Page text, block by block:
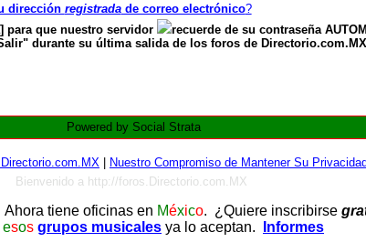
dirección registradade correo electrónico?
para que nuestro servidor
recuerde de su contraseña
durante su última salida de los foros de
Powered by Social Strata
Nuestro Compromiso de Mantener Su
Bienvenido a http://foros.Directorio.com.MX
Ahora tiene oficinas en México. ¿Quiere inscribirse
esos grupos musicales ya lo aceptan.
Informes